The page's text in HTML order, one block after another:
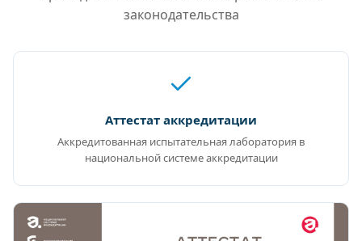
законодательства
Аттестат аккредитации
Аккредитованная испытательная лаборатория в
национальной системе аккредитации